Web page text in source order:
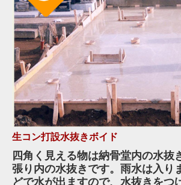
生コン打設水抜きボイド
四角く見える物は納骨堂内の水抜
張り内の水抜きです。雨水は入り
どで水が出ますので、水抜きをつ